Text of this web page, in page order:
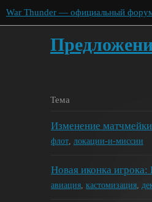
War Thunder — официальный
Тема
Изменение
флот, локации-и-миссии
Новая иконка
авиация, кастомизация,